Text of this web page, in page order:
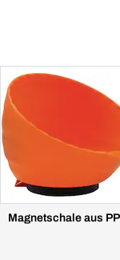
Magnetschale aus PP